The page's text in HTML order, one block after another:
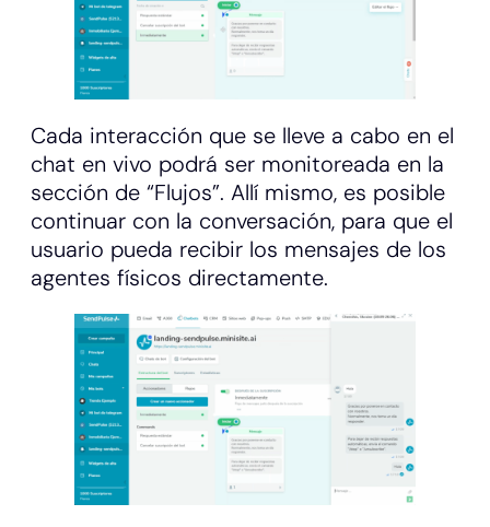
Cada interacción que se lleve a cabo en el
chat en vivo podrá ser monitoreada en la
sección de “Flujos”. Allí mismo, es posible
continuar con la conversación, para que el
usuario pueda recibir los mensajes de los
agentes físicos directamente.